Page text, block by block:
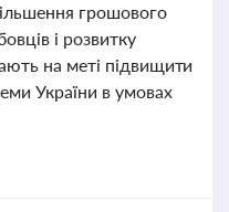
грошового
і розвитку
на меті підвищити
України в умовах